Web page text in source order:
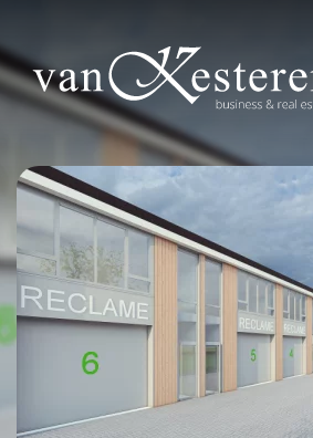
Home
Dit zijn wij
Aanbod
Projecten
Ik wil iets (ver)kopen
Contact
marco@vankesteren.nl